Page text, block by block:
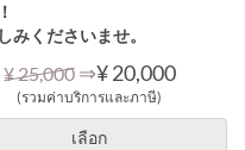
みくださいませ。
¥ 25,000 ⇒¥ 20,000
(รวมค่าบริการและภาษี)
เลือก